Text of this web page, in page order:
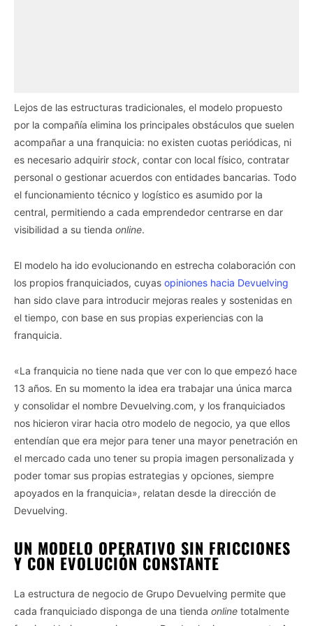
Lejos de las estructuras tradicionales, el modelo propuesto
por la compañía elimina los principales obstáculos que suelen
acompañar a una franquicia: no existen cuotas periódicas, ni
es necesario adquirir stock, contar con local físico, contratar
personal o gestionar acuerdos con entidades bancarias. Todo
el funcionamiento técnico y logístico es asumido por la
central, permitiendo a cada emprendedor centrarse en dar
visibilidad a su tienda online.
El modelo ha ido evolucionando en estrecha colaboración con
los propios franquiciados, cuyas opiniones hacia Devuelving
han sido clave para introducir mejoras reales y sostenidas en
el tiempo, con base en sus propias experiencias con la
franquicia.
«La franquicia no tiene nada que ver con lo que empezó hace
13 años. En su momento la idea era trabajar una única marca
y consolidar el nombre Devuelving.com, y los franquiciados
nos hicieron virar hacia otro modelo de negocio, ya que ellos
entendían que era mejor para tener una mayor penetración en
el mercado cada uno tener su propia imagen personalizada y
poder tomar sus propias estrategias y opciones, siempre
apoyados en la franquicia», relatan desde la dirección de
Devuelving.
UN MODELO OPERATIVO SIN FRICCIONES
Y CON EVOLUCIÓN CONSTANTE
La estructura de negocio de Grupo Devuelving permite que
cada franquiciado disponga de una tienda online totalmente